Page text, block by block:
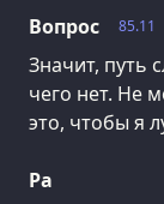
85.11
Вопрос
Значит, путь
чего нет. Не
это, чтобы я
Ра